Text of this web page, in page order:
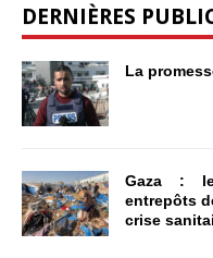
DERNIÈRES
La
Gaza :
entrepôts
crise